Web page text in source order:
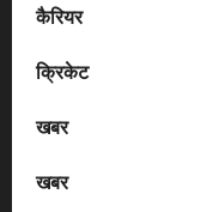
कैरियर
क्रिकेट
खबर
खबर